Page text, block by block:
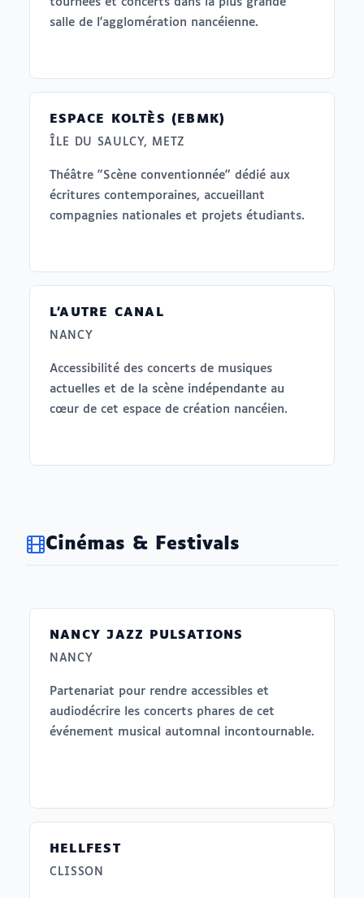
salle de l'agglomération nancéienne.
ESPACE KOLTÈS (EBMK)
ÎLE DU SAULCY, METZ
Théâtre "Scène conventionnée" dédié aux
écritures contemporaines, accueillant
compagnies nationales et projets étudiants.
L'AUTRE CANAL
NANCY
Accessibilité des concerts de musiques
actuelles et de la scène indépendante au
cœur de cet espace de création nancéien.
Cinémas & Festivals
NANCY JAZZ PULSATIONS
NANCY
Partenariat pour rendre accessibles et
audiodécrire les concerts phares de cet
événement musical automnal incontournable.
HELLFEST
CLISSON